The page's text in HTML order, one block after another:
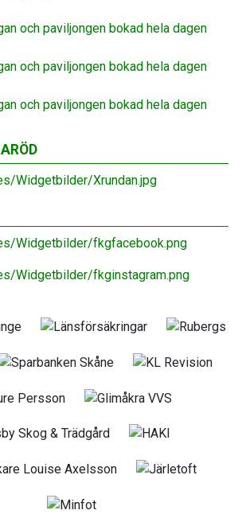
och paviljongen bokad hela dagen
och paviljongen bokad hela dagen
och paviljongen bokad hela dagen